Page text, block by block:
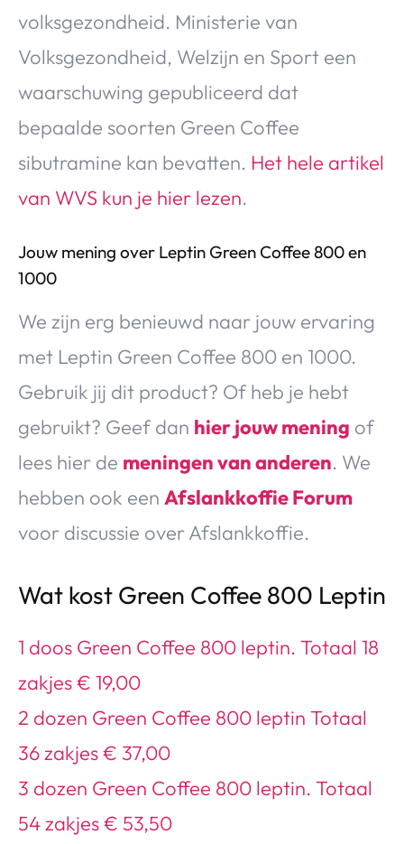
volksgezondheid. Ministerie van
Volksgezondheid, Welzijn en Sport een
waarschuwing gepubliceerd dat
bepaalde soorten Green Coffee
sibutramine kan bevatten. Het hele artikel
van WVS kun je hier lezen.
Jouw mening over Leptin Green Coffee 800 en
1000
We zijn erg benieuwd naar jouw ervaring
met Leptin Green Coffee 800 en 1000.
Gebruik jij dit product? Of heb je hebt
gebruikt? Geef dan hier jouw mening of
lees hier de meningen van anderen. We
hebben ook een Afslankkoffie Forum
voor discussie over Afslankkoffie.
Wat kost Green Coffee 800 Leptin
1 doos Green Coffee 800 leptin. Totaal 18
zakjes € 19,00
2 dozen Green Coffee 800 leptin Totaal
36 zakjes € 37,00
3 dozen Green Coffee 800 leptin. Totaal
54 zakjes € 53,50